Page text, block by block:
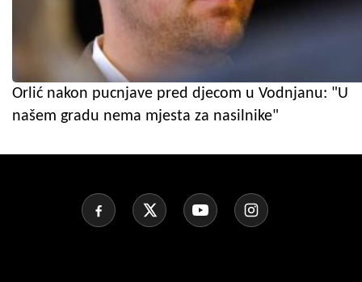
Orlić nakon pucnjave pred djecom u Vodnjanu: "U
našem gradu nema mjesta za nasilnike"